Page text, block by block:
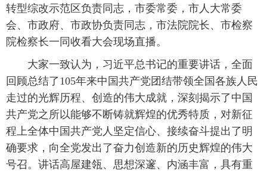
转型综改示范区负责同志，市委常委，市人大常委
会、市政府、市政协负责同志，市法院院长、市检察
院检察长一同收看大会现场直播。
大家一致认为，习近平总书记的重要讲话，全面
回顾总结了105年来中国共产党团结带领全国各族人民
走过的光辉历程、创造的伟大成就，深刻揭示了中国
共产党之所以能够不断铸就辉煌的优秀特质，对新征
程上全体中国共产党人坚定信心、接续奋斗提出了明
确要求，向全党发出了奋力创造新的历史辉煌的伟大
号召。讲话高屋建瓴、思想深邃、内涵丰富，具有重